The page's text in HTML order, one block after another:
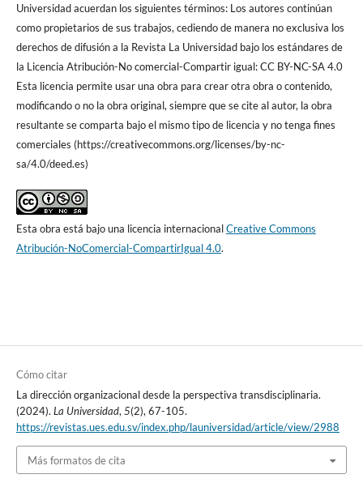
Universidad acuerdan los siguientes términos: Los autores continúan
como propietarios de sus trabajos, cediendo de manera no exclusiva los
derechos de difusión a la Revista La Universidad bajo los estándares de
la Licencia Atribución-No comercial-Compartir igual: CC BY-NC-SA 4.0
Esta licencia permite usar una obra para crear otra obra o contenido,
modificando o no la obra original, siempre que se cite al autor, la obra
resultante se comparta bajo el mismo tipo de licencia y no tenga fines
comerciales (https://creativecommons.org/licenses/by-nc-
sa/4.0/deed.es)
Esta obra está bajo una licencia internacionalCreative Commons
Atribución-NoComercial-CompartirIgual 4.0.
Cómo citar
La dirección organizacional desde la perspectiva transdisciplinaria.
(2024). La Universidad,5(2), 67-105.
https://revistas.ues.edu.sv/index.php/launiversidad/article/view/2988
Más formatos de cita